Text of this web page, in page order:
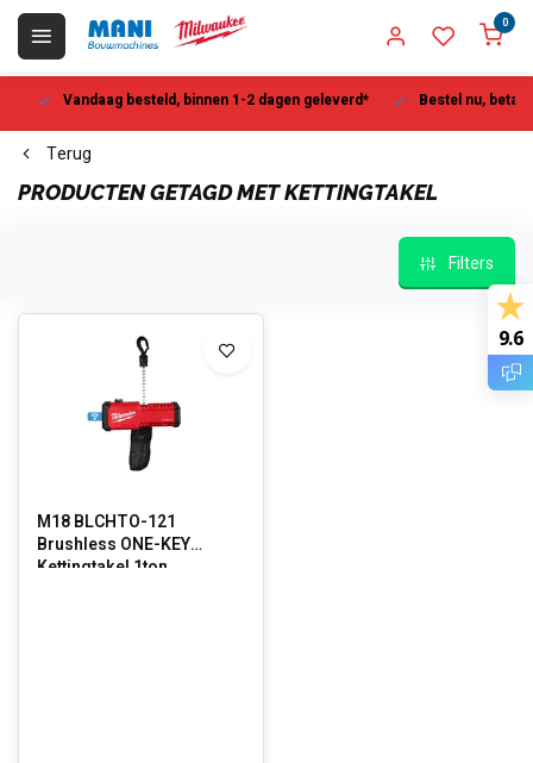
0
Vandaag besteld, binnen 1-2 dagen geleverd* Bestel nu, betaal
Terug
PRODUCTEN GETAGD MET KETTINGTAKEL
Filters
M18 BLCHTO-121
Brushless ONE-KEY
Kettingtakel 1ton
9.6